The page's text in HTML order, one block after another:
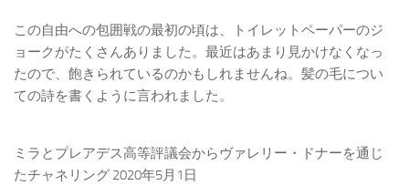
この自由への包囲戦の最初の頃は、トイレットペーパーのジ
ョークがたくさんありました。最近はあまり見かけなくなっ
たので、飽きられているのかもしれませんね。髪の毛につい
ての詩を書くように言われました。
ミラとプレアデス高等評議会からヴァレリー・ドナーを通じ
たチャネリング 2020年5月1日